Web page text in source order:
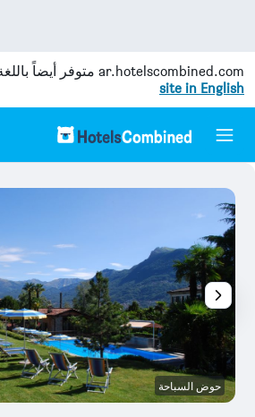
ar.hotelscombined.com متوفر أيضاً
site in English
حوض السباحة